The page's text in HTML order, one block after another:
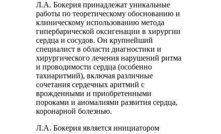
Л.А. Бокерия принадлежат уникальные
работы по теоретическому обоснованию и
клиническому использованию метода
гипербарической оксигенации в хирургии
сердца и сосудов. Он крупнейший
специалист в области диагностики и
хирургического лечения нарушений ритма
и проводимости сердца (особенно
тахиаритмий), включая различные
сочетания сердечных аритмий с
врожденными и приобретенными
пороками и аномалиями развития сердца,
коронарной болезнью.
Л.А. Бокерия является инициатором